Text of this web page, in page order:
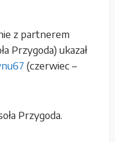
z partnerem
Przygoda) ukazał
(czerwiec –